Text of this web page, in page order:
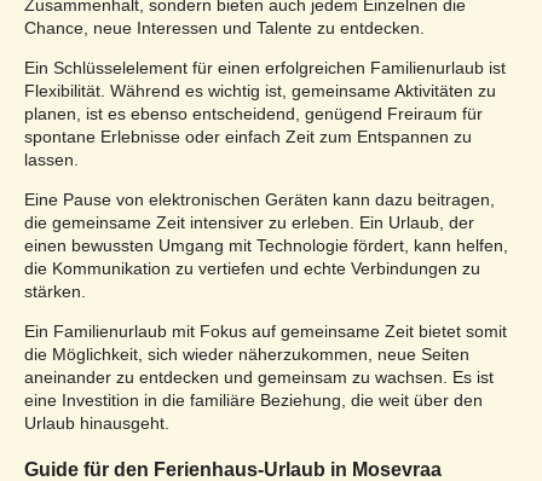
Zusammenhalt, sondern bieten auch jedem Einzelnen die
Chance, neue Interessen und Talente zu entdecken.
Ein Schlüsselelement für einen erfolgreichen Familienurlaub ist
Flexibilität. Während es wichtig ist, gemeinsame Aktivitäten zu
planen, ist es ebenso entscheidend, genügend Freiraum für
spontane Erlebnisse oder einfach Zeit zum Entspannen zu
lassen.
Eine Pause von elektronischen Geräten kann dazu beitragen,
die gemeinsame Zeit intensiver zu erleben. Ein Urlaub, der
einen bewussten Umgang mit Technologie fördert, kann helfen,
die Kommunikation zu vertiefen und echte Verbindungen zu
stärken.
Ein Familienurlaub mit Fokus auf gemeinsame Zeit bietet somit
die Möglichkeit, sich wieder näherzukommen, neue Seiten
aneinander zu entdecken und gemeinsam zu wachsen. Es ist
eine Investition in die familiäre Beziehung, die weit über den
Urlaub hinausgeht.
Guide für den Ferienhaus-Urlaub in Mosevraa